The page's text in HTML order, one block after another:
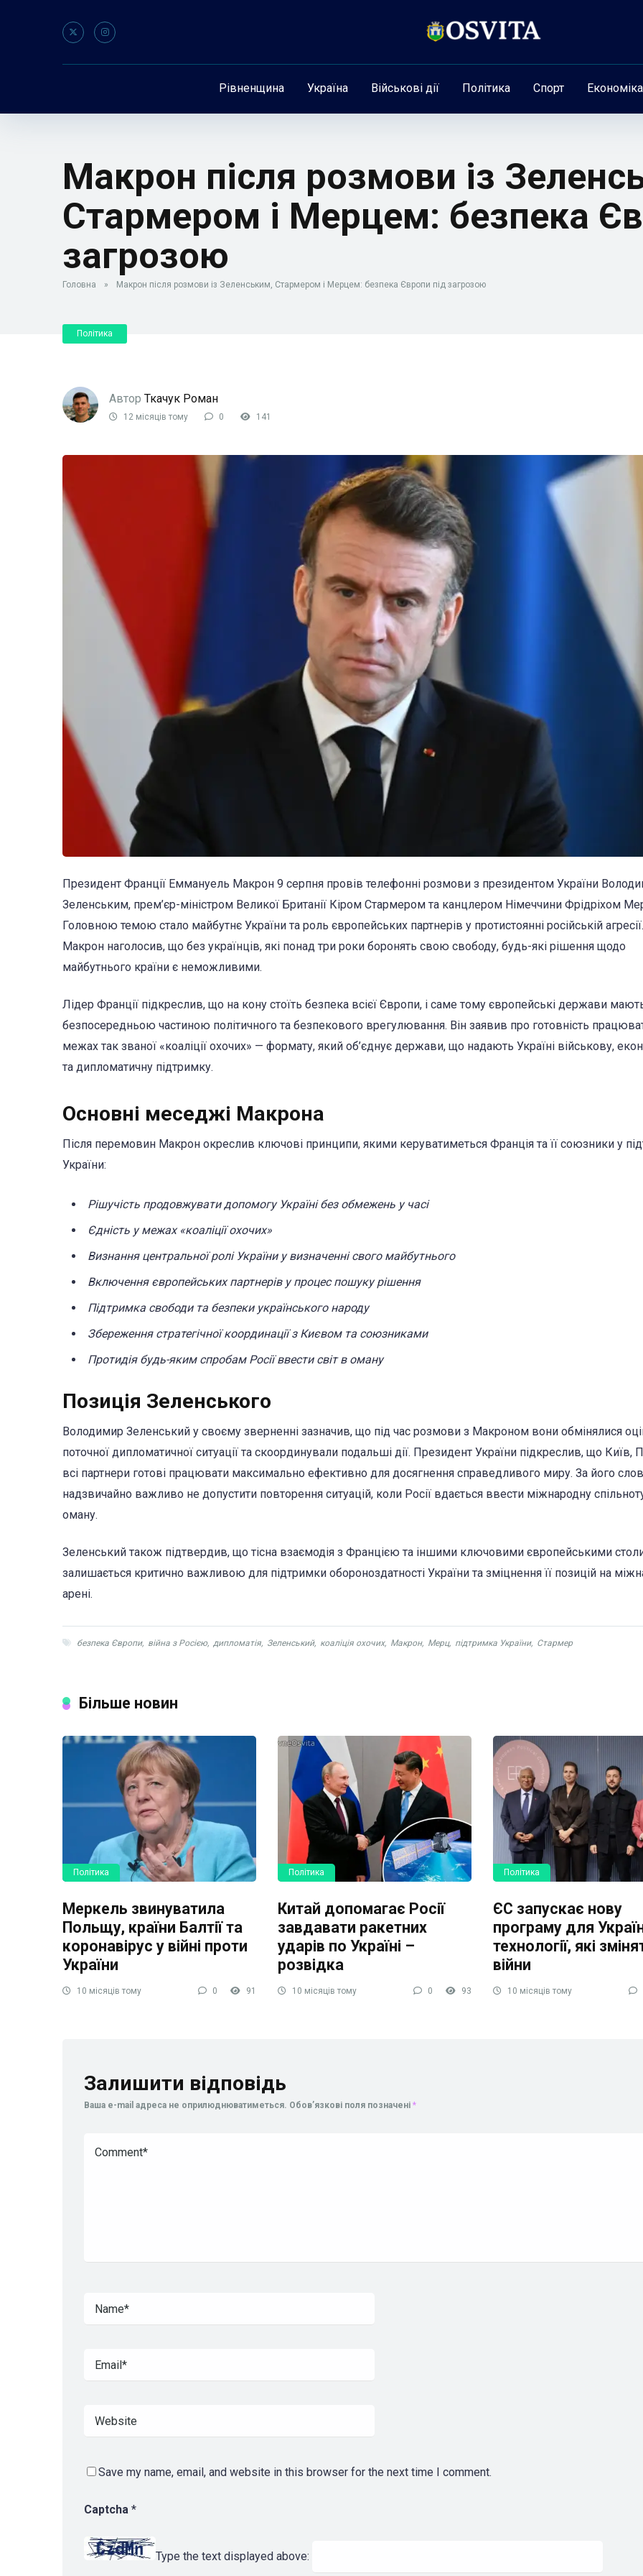
Рівненщина Україна Військові дії Політика Спорт Економіка
Макрон після розмови із
Стармером і Мерцем: безпека
загрозою
Головна » Макрон після розмови із Зеленським, Стармером і Мерцем: безпека Європи під загрозою
Політика
Автор Ткачук Роман
12 місяців тому 0 141
Президент Франції Еммануель Макрон 9 серпня провів телефонні розмови з президентом України
Зеленським, прем’єр-міністром Великої Британії Кіром Стармером та канцлером Німеччини Фрідріхом
Головною темою стало майбутнє України та роль європейських партнерів у протистоянні російській агресії.
Макрон наголосив, що без українців, які понад три роки боронять свою свободу, будь-які рішення щодо
майбутнього країни є неможливими.
Лідер Франції підкреслив, що на кону стоїть безпека всієї Європи, і саме тому європейські держави
безпосередньою частиною політичного та безпекового врегулювання. Він заявив про готовність
межах так званої «коаліції охочих» — формату, який об’єднує держави, що надають Україні військову,
та дипломатичну підтримку.
Основні меседжі Макрона
Після перемовин Макрон окреслив ключові принципи, якими керуватиметься Франція та її союзники у
України:
Рішучість продовжувати допомогу Україні без обмежень у часі
Єдність у межах «коаліції охочих»
Визнання центральної ролі України у визначенні свого майбутнього
Включення європейських партнерів у процес пошуку рішення
Підтримка свободи та безпеки українського народу
Збереження стратегічної координації з Києвом та союзниками
Протидія будь-яким спробам Росії ввести світ в оману
Позиція Зеленського
Володимир Зеленський у своєму зверненні зазначив, що під час розмови з Макроном вони обмінялися
поточної дипломатичної ситуації та скоординували подальші дії. Президент України підкреслив, що Київ,
всі партнери готові працювати максимально ефективно для досягнення справедливого миру. За його
надзвичайно важливо не допустити повторення ситуацій, коли Росії вдається ввести міжнародну
оману.
Зеленський також підтвердив, що тісна взаємодія з Францією та іншими ключовими європейськими
залишається критично важливою для підтримки обороноздатності України та зміцнення її позицій на
арені.
безпека Європи, війна з Росією, дипломатія, Зеленський, коаліція охочих, Макрон, Мерц, підтримка України, Стармер
Більше новин
Політика
Меркель звинуватила
Польщу, країни Балтії та
коронавірус у війні проти
України
10 місяців тому 0 91
Політика
Китай допомагає Росії
завдавати ракетних
ударів по Україні –
розвідка
10 місяців тому 0 93
Політика
ЄС запускає нову
програму для
технології, які
війни
10 місяців тому
Залишити відповідь
Ваша e-mail адреса не оприлюднюватиметься. Обов’язкові поля позначені *
Save my name, email, and website in this browser for the next time I comment.
Captcha *
Type the text displayed above: